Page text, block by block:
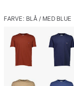
FARVE: BLÅ / MED BLUE